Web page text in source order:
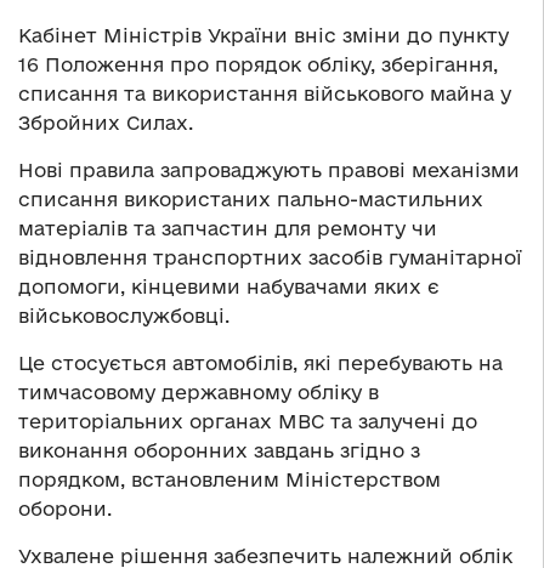
Кабінет Міністрів України вніс зміни до пункту
16 Положення про порядок обліку, зберігання,
списання та використання військового майна у
Збройних Силах.
Нові правила запроваджують правові механізми
списання використаних пально-мастильних
матеріалів та запчастин для ремонту чи
відновлення транспортних засобів гуманітарної
допомоги, кінцевими набувачами яких є
військовослужбовці.
Це стосується автомобілів, які перебувають на
тимчасовому державному обліку в
територіальних органах МВС та залучені до
виконання оборонних завдань згідно з
порядком, встановленим Міністерством
оборони.
Ухвалене рішення забезпечить належний облік